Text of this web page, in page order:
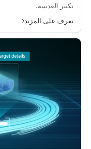
تكبير العدسة.
تعرف على المزيد